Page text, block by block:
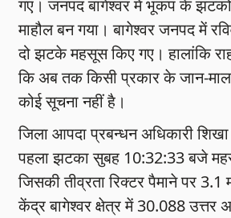
गए। जनपद बागेश्वर में भूकंप के
माहौल बन गया। बागेश्वर जनपद में
दो झटके महसूस किए गए। हालांकि
कि अब तक किसी प्रकार के जान-
कोई सूचना नहीं है।
जिला आपदा प्रबन्धन अधिकारी
पहला झटका सुबह 10:32:33 बजे
जिसकी तीव्रता रिक्टर पैमाने पर 3.1
केंद्र बागेश्वर क्षेत्र में 30.088 उत्तर